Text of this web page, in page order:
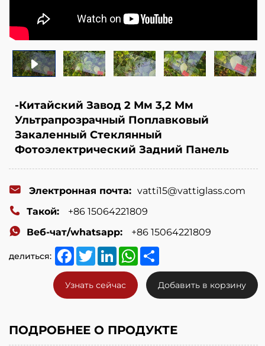
-Китайский Завод 2 Мм 3,2 Мм
Ультрапрозрачный Поплавковый
Закаленный Стеклянный
Фотоэлектрический Задний Панель
Электронная почта: vatti15@vattiglass.com
Такой:
+86 15064221809
Веб-чат/whatsapp:
+86 15064221809
делиться: FacebookTwitterLinkedInWhatsApp
Узнать сейчас Добавить в корзину
ПОДРОБНЕЕ О ПРОДУКТЕ